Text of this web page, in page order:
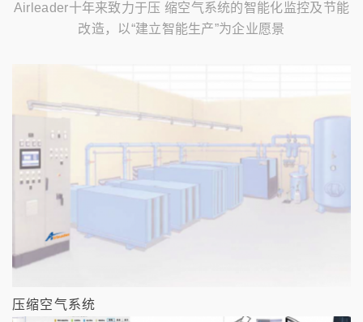
Airleader十年来致力于压 缩空气系统的智能化监控及节能
改造，以“建立智能生产”为企业愿景
压缩空气系统